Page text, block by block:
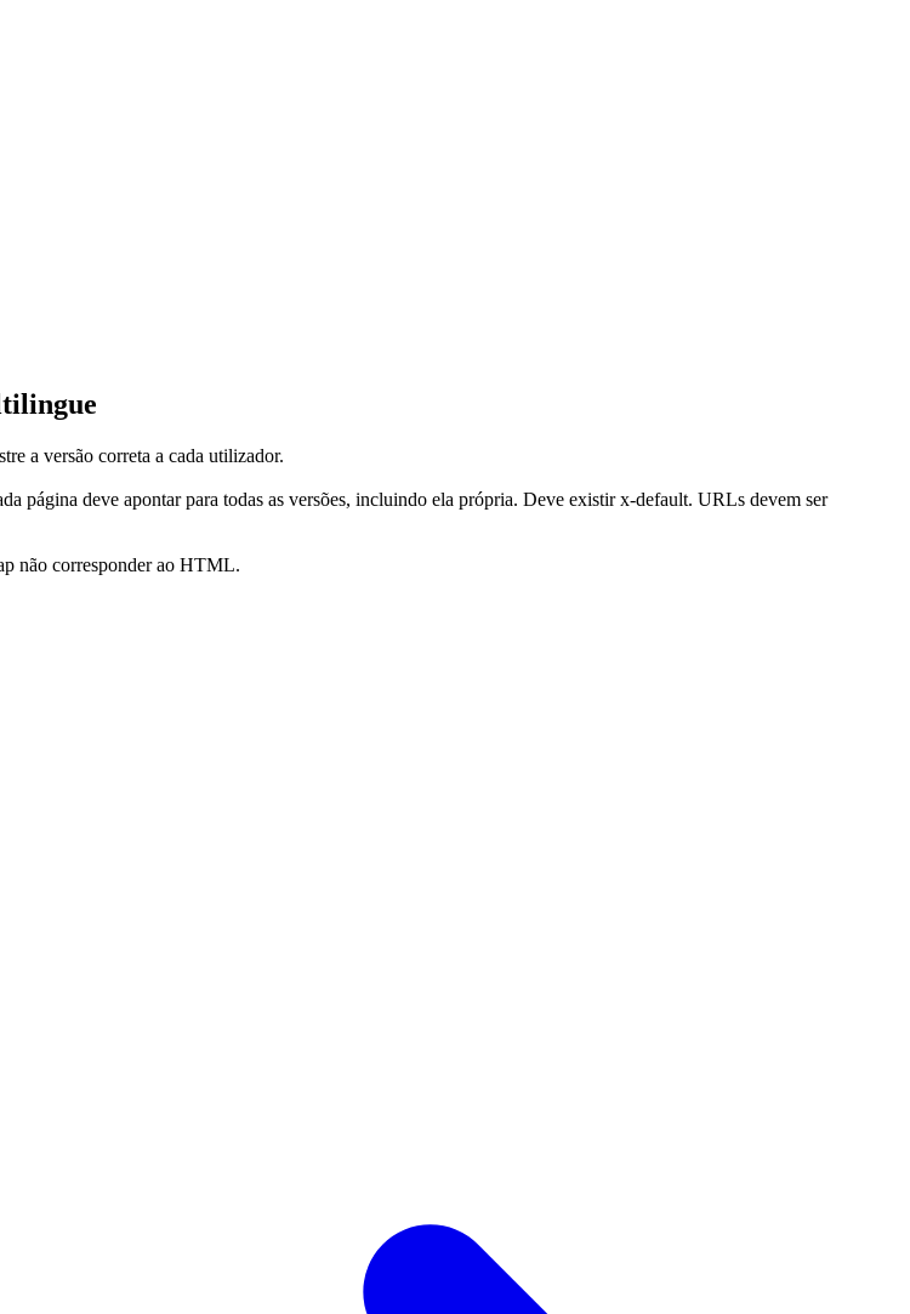
a versão correta a cada utilizador.
página deve apontar para todas as versões, incluindo ela própria. Deve existir x-default. URLs devem ser
não corresponder ao HTML.